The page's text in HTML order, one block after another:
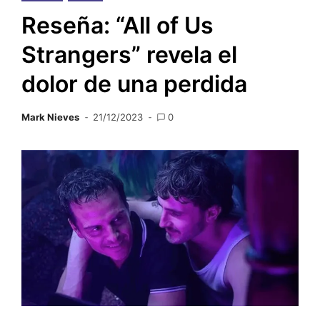
Reseña: “All of Us
Strangers” revela el
dolor de una perdida
Mark Nieves 21/12/2023 0